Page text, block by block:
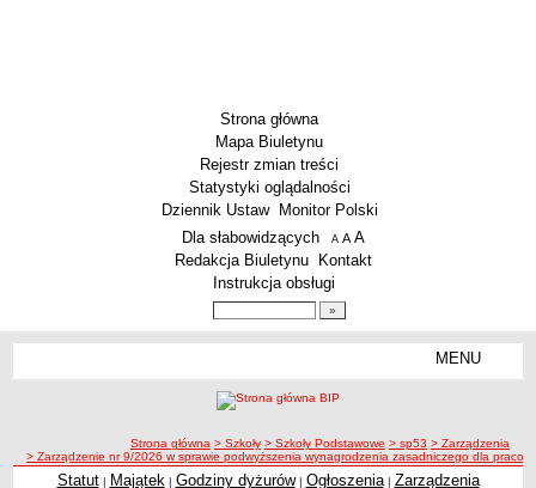
Strona główna
Mapa Biuletynu
Rejestr zmian treści
Statystyki oglądalności
Dziennik Ustaw
Monitor Polski
Menu dodatkowe
Dla słabowidzących A pomniejsz czcionkę
A standardowy rozmiar czcionki
A
Redakcja Biuletynu
Kontakt
Instrukcja obsługi
MENU
Zespoły Szkół
ścieżka nawigacji
Strona główna > Szkoły > Szkoły Podstawowe > sp53 > Zarządzenia
> Zarządzenie nr 9/2026 w sprawie podwyższenia wynagrodzenia zasadniczego dla
Statut| Majątek | Godziny dyżurów| Ogłoszenia| Zarządzenia